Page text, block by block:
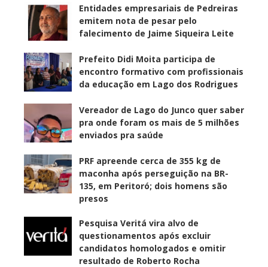
Entidades empresariais de Pedreiras
emitem nota de pesar pelo
falecimento de Jaime Siqueira Leite
Prefeito Didi Moita participa de
encontro formativo com profissionais
da educação em Lago dos Rodrigues
Vereador de Lago do Junco quer saber
pra onde foram os mais de 5 milhões
enviados pra saúde
PRF apreende cerca de 355 kg de
maconha após perseguição na BR-
135, em Peritoró; dois homens são
presos
Pesquisa Veritá vira alvo de
questionamentos após excluir
candidatos homologados e omitir
resultado de Roberto Rocha